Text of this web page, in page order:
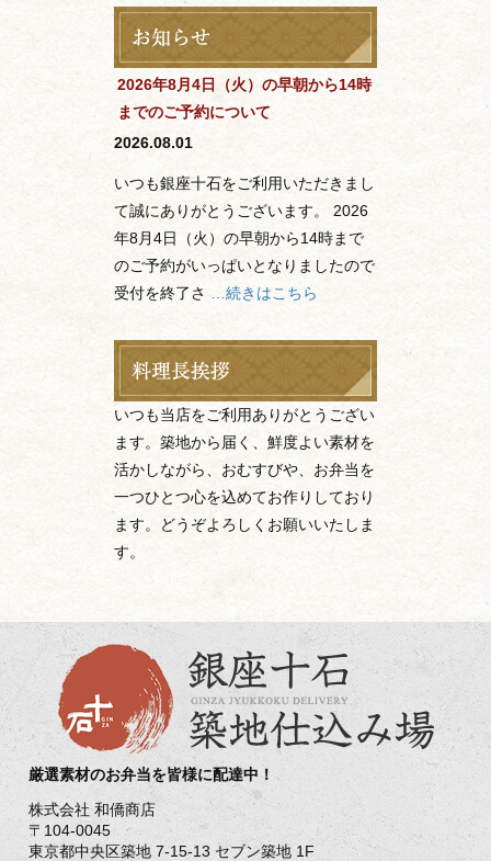
2026年8月4日（火）の早朝から14時
までのご予約について
2026.08.01
いつも銀座十石をご利用いただきまし
て誠にありがとうございます。 2026
年8月4日（火）の早朝から14時まで
のご予約がいっぱいとなりましたので
受付を終了さ …続きはこちら
いつも当店をご利用ありがとうござい
ます。築地から届く、鮮度よい素材を
活かしながら、おむすびや、お弁当を
一つひとつ心を込めてお作りしており
ます。どうぞよろしくお願いいたしま
す。
厳選素材のお弁当を皆様に配達中！
株式会社 和僑商店
〒104-0045
東京都中央区築地 7-15-13 セブン築地 1F